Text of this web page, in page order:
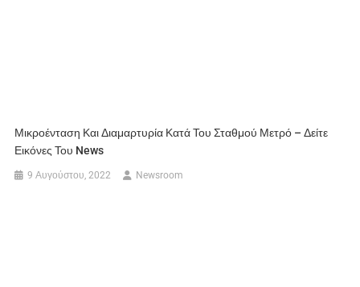
Μικροένταση Και Διαμαρτυρία Κατά Του Σταθμού Μετρό – Δείτε
Εικόνες Του News
9 Αυγούστου, 2022 Newsroom